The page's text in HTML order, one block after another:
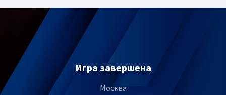
Игра завершена
Москва